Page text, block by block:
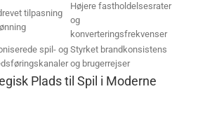
tilpasning
Højere fastholdelsesrater
og
konverteringsfrekvenser
spil- og Styrket brandkonsistens
og brugerrejser
Plads til Spil i Moderne